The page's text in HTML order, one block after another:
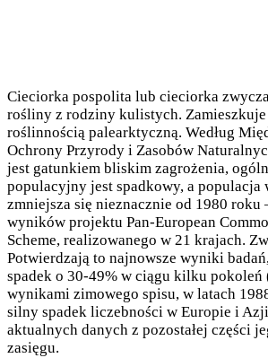
Cieciorka pospolita lub cieciorka
rośliny z rodziny kulistych.
roślinnością palearktyczną. Według
Ochrony Przyrody i Zasobów
jest gatunkiem bliskim zagrożenia,
populacyjny jest spadkowy, a populacja
zmniejsza się nieznacznie od 1980 roku
wyników projektu Pan-European
Scheme, realizowanego w 21 krajach.
Potwierdzają to najnowsze wyniki
spadek o 30-49% w ciągu kilku pokoleń
wynikami zimowego spisu, w latach
silny spadek liczebności w Europie i
aktualnych danych z pozostałej części
zasięgu.